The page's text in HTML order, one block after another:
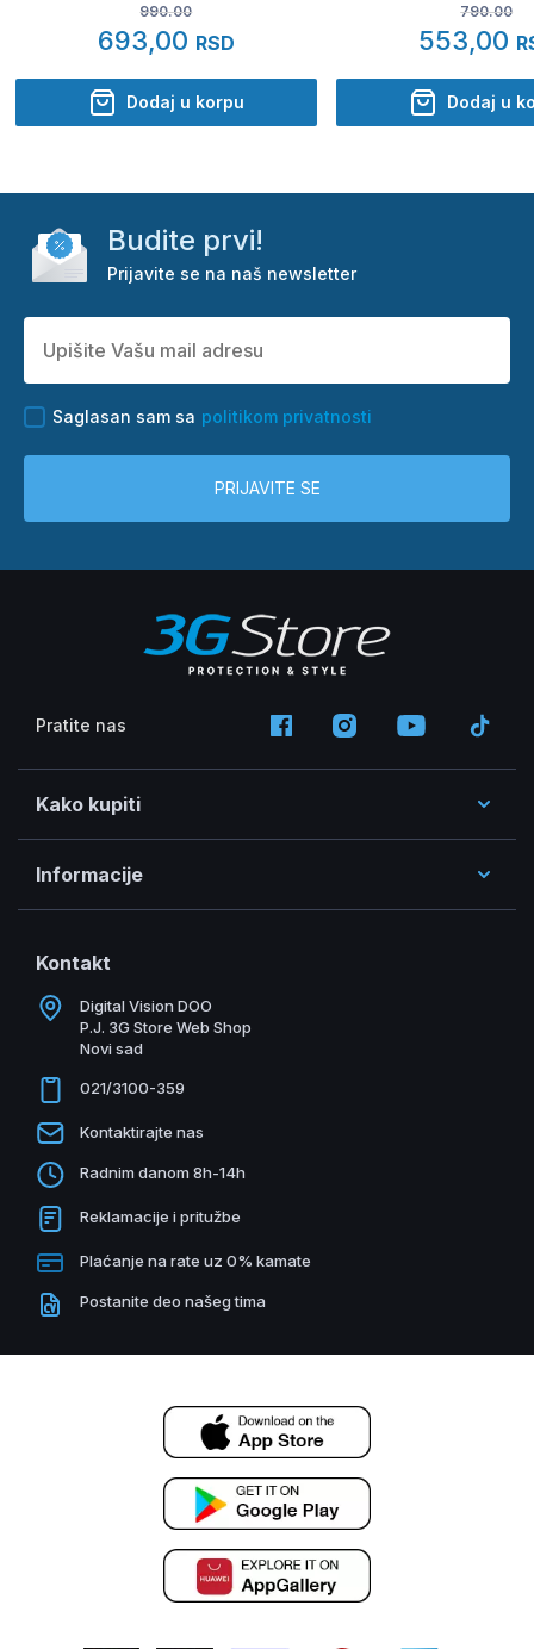
990.00
693,00 RSD
Dodaj u korpu
790.00
553,00
Dodaj u
Budite prvi!
Prijavite se na naš newsletter
Saglasan sam sa politikom privatnosti
PRIJAVITE SE
Pratite nas
Kako kupiti
Informacije
Kontakt
Digital Vision DOO
P.J. 3G Store Web Shop
Novi sad
021/3100-359
Kontaktirajte nas
Radnim danom 8h-14h
Reklamacije i pritužbe
Plaćanje na rate uz 0% kamate
Postanite deo našeg tima